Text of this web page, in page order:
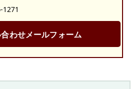
1271
わせメールフォーム